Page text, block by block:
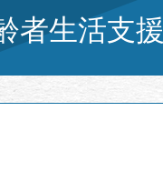
者生活支援